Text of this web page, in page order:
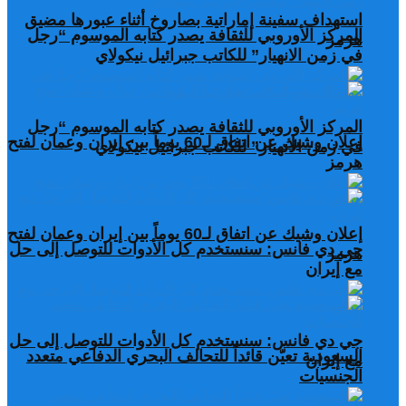
المركز الأوروبي للثقافة يصدر كتابه الموسوم “رجل
في زمن الانهيار” للكاتب جبرائيل نيكولاي
إعلان وشيك عن اتفاق لـ60 يوماً بين إيران وعمان لفتح
هرمز
جي دي فانس: سنستخدم كل الأدوات للتوصل إلى حل
مع إيران
السعودية تعيّن قائداً للتحالف البحري الدفاعي متعدد
الجنسيات
استهداف سفينة إماراتية بصاروخ أثناء عبورها مضيق
هرمز
المركز الأوروبي للثقافة يصدر كتابه الموسوم “رجل
في زمن الانهيار” للكاتب جبرائيل نيكولاي
إعلان وشيك عن اتفاق لـ60 يوماً بين إيران وعمان لفتح
هرمز
جي دي فانس: سنستخدم كل الأدوات للتوصل إلى حل
مع إيران